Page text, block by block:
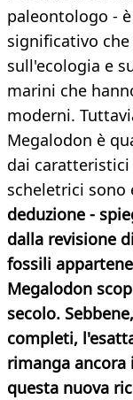
paleontologo -
significativo
sull'ecologia e
marini che
moderni.
Megalodon è
dai
scheletrici sono
deduzione -
dalla revisione
fossili
Megalodon
secolo.
completi,
rimanga
questa nuova